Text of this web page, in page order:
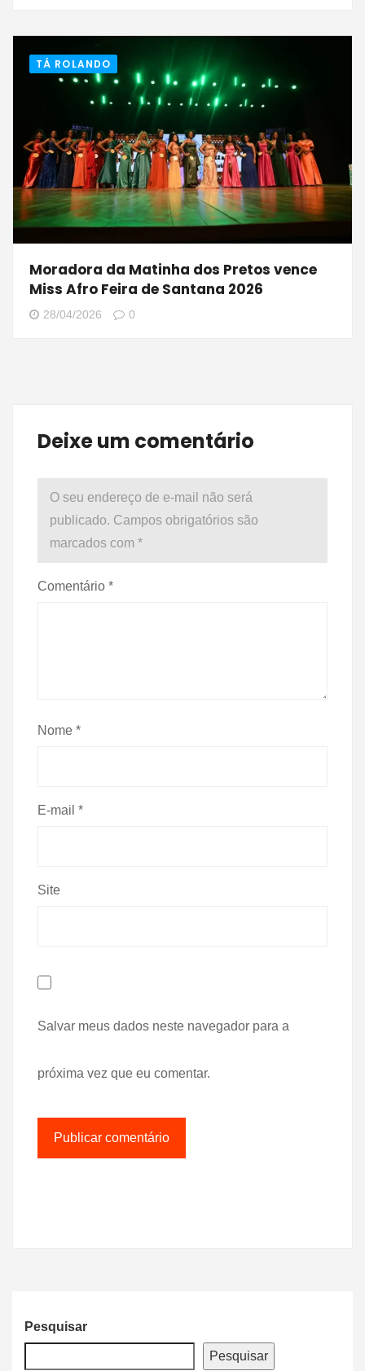
TÁ ROLANDO
Moradora da Matinha dos Pretos vence
Miss Afro Feira de Santana 2026
28/04/2026 0
Deixe um comentário
O seu endereço de e-mail não será
publicado. Campos obrigatórios são
marcados com *
Comentário *
Nome *
E-mail *
Site
Salvar meus dados neste navegador para a
próxima vez que eu comentar.
Pesquisar
Pesquisar